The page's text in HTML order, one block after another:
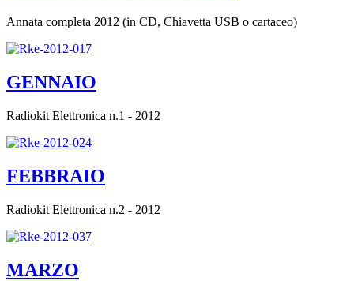
Annata completa 2012 (in CD, Chiavetta USB o cartaceo)
GENNAIO
Radiokit Elettronica n.1 - 2012
FEBBRAIO
Radiokit Elettronica n.2 - 2012
MARZO